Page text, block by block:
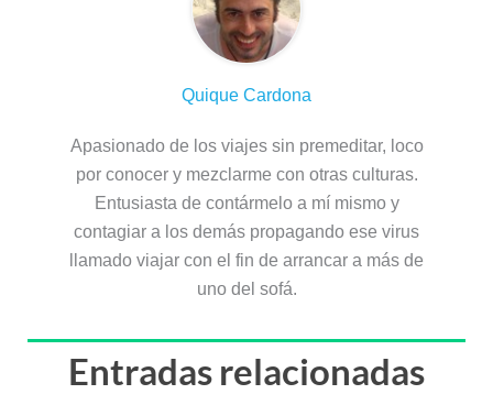
Quique Cardona
Apasionado de los viajes sin premeditar, loco
por conocer y mezclarme con otras culturas.
Entusiasta de contármelo a mí mismo y
contagiar a los demás propagando ese virus
llamado viajar con el fin de arrancar a más de
uno del sofá.
Entradas relacionadas